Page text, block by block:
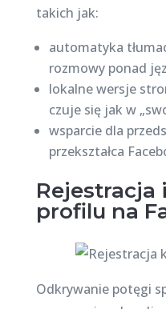
takich jak:
automatyka
rozmowy ponad
lokalne wersje
czuje się jak w
wsparcie dla
przekształca
profilu na
Odkrywanie potęgi